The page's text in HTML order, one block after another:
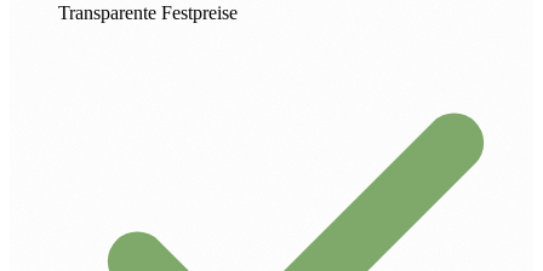
Transparente Festpreise